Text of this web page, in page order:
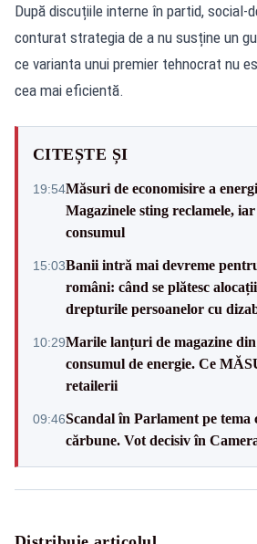
După discuțiile interne în partid, social-
conturat strategia de a nu susține un
ce varianta unui premier tehnocrat nu
cea mai eficientă.
CITEȘTE ȘI
19:54Măsuri de economisire a
Magazinele sting reclamele,
consumul
15:03Banii intră mai devreme
români: când se plătesc
drepturile persoanelor cu
10:29Marile lanțuri de magazine
consumul de energie. Ce
retailerii
09:46Scandal în Parlament pe tema
cărbune. Vot decisiv în